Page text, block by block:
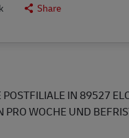
Share
POSTFILIALE IN 89527
PRO WOCHE UND